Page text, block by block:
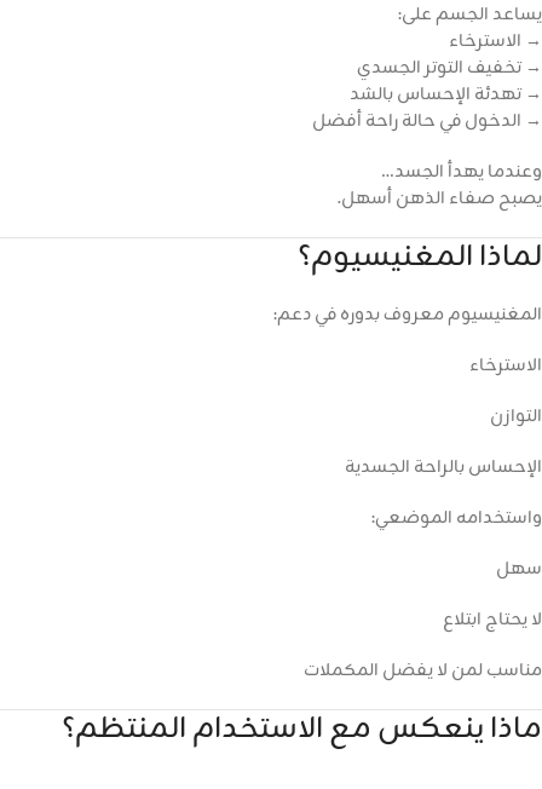
يساعد الجسم على:
→ الاسترخاء
→ تخفيف التوتر الجسدي
→ تهدئة الإحساس بالشد
→ الدخول في حالة راحة أفضل
وعندما يهدأ الجسد…
يصبح صفاء الذهن أسهل.
لماذا المغنيسيوم؟
المغنيسيوم معروف بدوره في دعم:
الاسترخاء
التوازن
الإحساس بالراحة الجسدية
واستخدامه الموضعي:
سهل
لا يحتاج ابتلاع
مناسب لمن لا يفضل المكملات
ماذا ينعكس مع الاستخدام المنتظم؟